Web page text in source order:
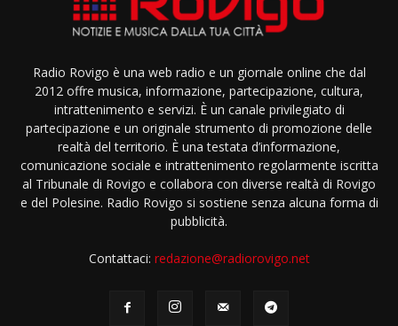
Radio Rovigo è una web radio e un giornale online che dal
2012 offre musica, informazione, partecipazione, cultura,
intrattenimento e servizi. È un canale privilegiato di
partecipazione e un originale strumento di promozione delle
realtà del territorio. È una testata d’informazione,
comunicazione sociale e intrattenimento regolarmente iscritta
al Tribunale di Rovigo e collabora con diverse realtà di Rovigo
e del Polesine. Radio Rovigo si sostiene senza alcuna forma di
pubblicità.
Contattaci: redazione@radiorovigo.net